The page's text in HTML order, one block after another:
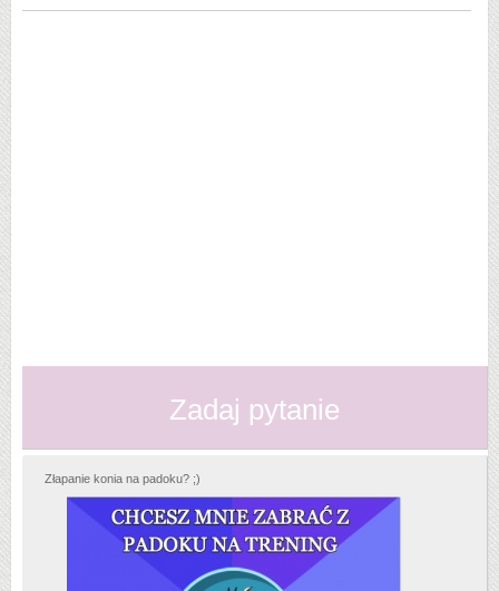
Zadaj pytanie
Złapanie konia na padoku? ;)